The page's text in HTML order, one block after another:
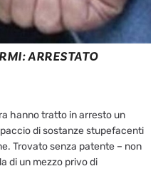
ARRESTATO
hanno tratto in arresto un
di sostanze stupefacenti
Trovato senza patente – non
di un mezzo privo di